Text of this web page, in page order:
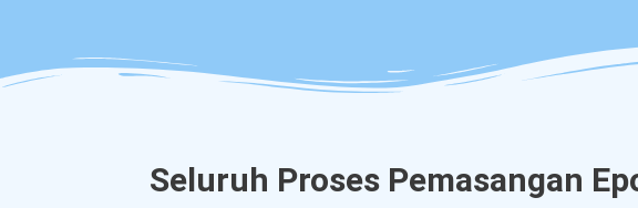
Seluruh Proses Pemasangan